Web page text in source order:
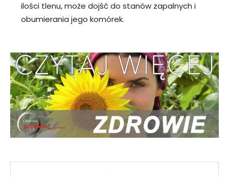
ilości tlenu, może dojść do stanów zapalnych i
obumierania jego komórek.